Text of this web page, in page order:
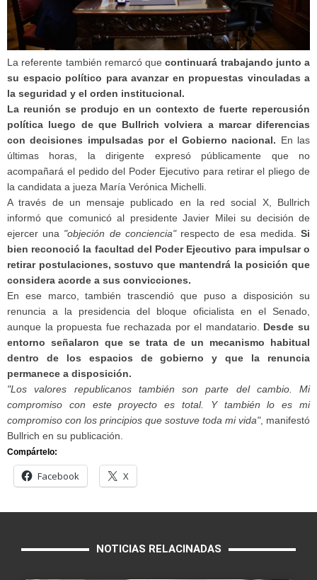
La referente también remarcó que continuará trabajando junto a
su espacio político para avanzar en propuestas vinculadas a
la seguridad y el orden institucional.
La reunión se produjo en un contexto de fuerte repercusión
política luego de que Bullrich volviera a marcar diferencias
con decisiones impulsadas por el Gobierno nacional. En las
últimas horas, la dirigente expresó públicamente que no
acompañará el pedido del Poder Ejecutivo para retirar el pliego de
la candidata a jueza María Verónica Michelli.
A través de un mensaje publicado en la red social X, Bullrich
informó que comunicó al presidente Javier Milei su decisión de
ejercer una "objeción de conciencia" respecto de esa medida. Si
bien reconoció la facultad del Poder Ejecutivo para impulsar o
retirar postulaciones, sostuvo que mantendrá la posición que
considera acorde a sus convicciones.
En ese marco, también trascendió que puso a disposición su
renuncia a la presidencia del bloque oficialista en el Senado,
aunque la propuesta fue rechazada por el mandatario. Desde su
entorno señalaron que se trata de un mecanismo habitual
dentro de los espacios de gobierno y que la renuncia
permanece a disposición.
"Los valores republicanos también son parte del cambio. Mi
compromiso con este proyecto es total. Y también lo es mi
compromiso con los principios que sostuve toda mi vida", manifestó
Bullrich en su publicación.
Compártelo:
Facebook X
NOTICIAS RELACINADAS